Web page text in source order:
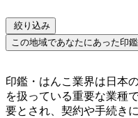
絞り込み
この地域であなたにあった印
印鑑・はんこ業界は日本
を扱っている重要な業種
要とされ、契約や手続き